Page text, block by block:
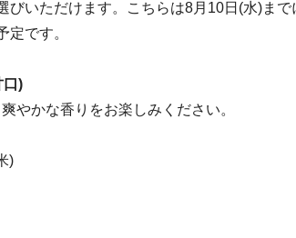
びいただけます。こちらは8月10日(水)まで
定です。
口)
やかな香りをお楽しみください。
)